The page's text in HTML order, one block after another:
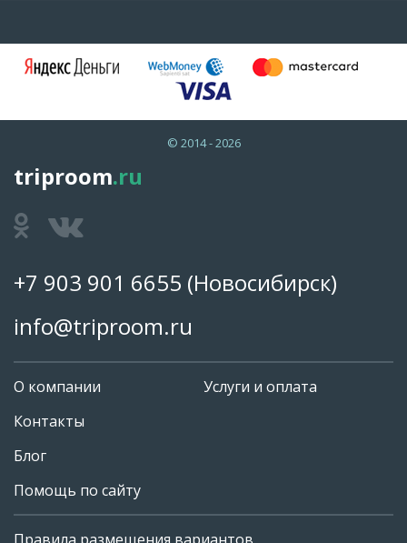
© 2014 - 2026
triproom.ru
+7 903 901 6655 (Новосибирск)
info@triproom.ru
О компании
Контакты
Блог
Помощь по сайту
Услуги и оплата